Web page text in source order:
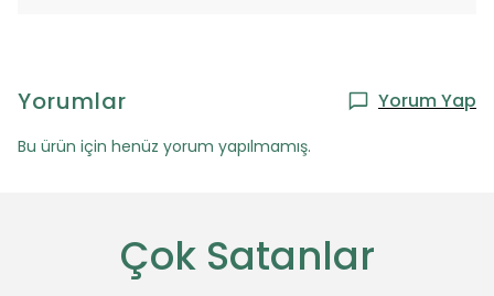
Yorumlar Yorum Yap
Bu ürün için henüz yorum yapılmamış.
Çok Satanlar